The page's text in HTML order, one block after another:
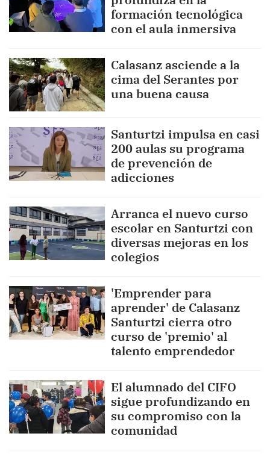
formación tecnológica
con el aula inmersiva
Calasanz asciende a la
cima del Serantes por
una buena causa
Santurtzi impulsa en casi
200 aulas su programa
de prevención de
adicciones
Arranca el nuevo curso
escolar en Santurtzi con
diversas mejoras en los
colegios
'Emprender para
aprender' de Calasanz
Santurtzi cierra otro
curso de 'premio' al
talento emprendedor
El alumnado del CIFO
sigue profundizando en
su compromiso con la
comunidad